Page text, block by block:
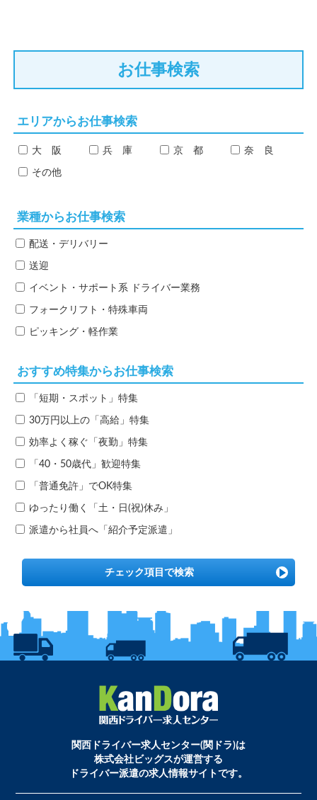
お仕事検索
エリアからお仕事検索
大 阪 兵 庫 京 都 奈 良
その他
業種からお仕事検索
配送・デリバリー
送迎
イベント・サポート系 ドライバー業務
フォークリフト・特殊車両
ピッキング・軽作業
おすすめ特集からお仕事検索
「短期・スポット」特集
30万円以上の「高給」特集
効率よく稼ぐ「夜勤」特集
「40・50歳代」歓迎特集
「普通免許」でOK特集
ゆったり働く「土・日(祝)休み」
派遣から社員へ「紹介予定派遣」
チェック項目で検索
関西ドライバー求人センター(関ドラ)は
株式会社ビッグスが運営する
ドライバー派遣の求人情報サイトです。